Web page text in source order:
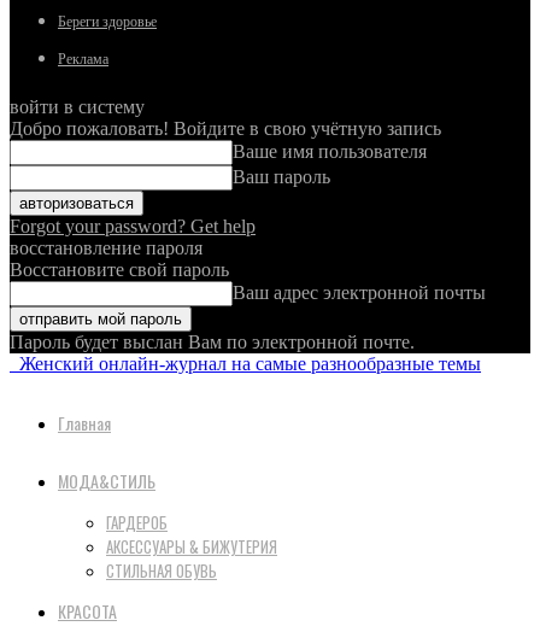
Береги здоровье
Реклама
войти в систему
Добро пожаловать! Войдите в свою учётную запись
Ваше имя пользователя
Ваш пароль
Forgot your password? Get help
восстановление пароля
Восстановите свой пароль
Ваш адрес электронной почты
Пароль будет выслан Вам по электронной почте.
Женский онлайн-журнал на самые разнообразные темы
Главная
МОДА&СТИЛЬ
ГАРДЕРОБ
АКСЕССУАРЫ & БИЖУТЕРИЯ
СТИЛЬНАЯ ОБУВЬ
КРАСОТА